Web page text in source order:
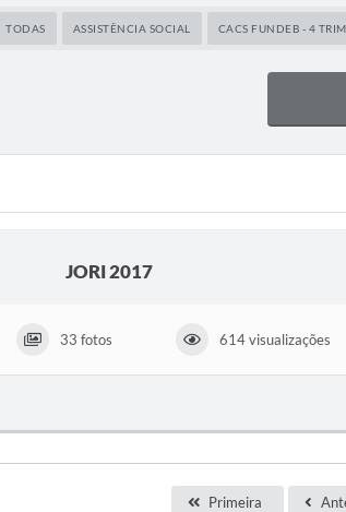
TODAS ASSISTÊNCIA SOCIAL CACS FUNDEB - 4
JORI 2017
33 fotos 614 visualizações
Primeira